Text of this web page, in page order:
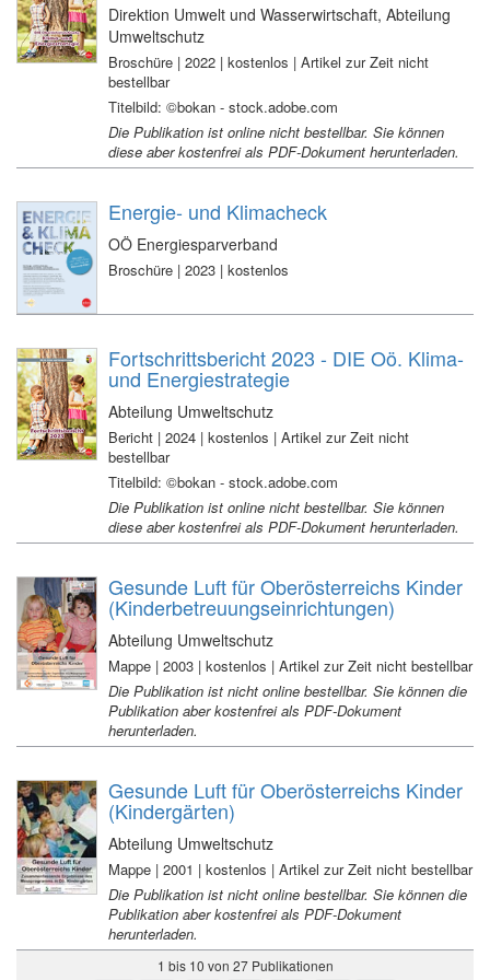
Direktion Umwelt und Wasserwirtschaft, Abteilung
Umweltschutz
Broschüre | 2022 | kostenlos | Artikel zur Zeit nicht
bestellbar
Titelbild: ©bokan - stock.adobe.com
Die Publikation ist online nicht bestellbar. Sie können
diese aber kostenfrei als PDF-Dokument herunterladen.
Energie- und Klimacheck
OÖ Energiesparverband
Broschüre | 2023 | kostenlos
Fortschrittsbericht 2023 - DIE Oö. Klima-
und Energiestrategie
Abteilung Umweltschutz
Bericht | 2024 | kostenlos | Artikel zur Zeit nicht
bestellbar
Titelbild: ©bokan - stock.adobe.com
Die Publikation ist online nicht bestellbar. Sie können
diese aber kostenfrei als PDF-Dokument herunterladen.
Gesunde Luft für Oberösterreichs Kinder
(Kinderbetreuungseinrichtungen)
Abteilung Umweltschutz
Mappe | 2003 | kostenlos | Artikel zur Zeit nicht bestellbar
Die Publikation ist nicht online bestellbar. Sie können die
Publikation aber kostenfrei als PDF-Dokument
herunterladen.
Gesunde Luft für Oberösterreichs Kinder
(Kindergärten)
Abteilung Umweltschutz
Mappe | 2001 | kostenlos | Artikel zur Zeit nicht bestellbar
Die Publikation ist nicht online bestellbar. Sie können die
Publikation aber kostenfrei als PDF-Dokument
herunterladen.
1 bis 10 von 27 Publikationen